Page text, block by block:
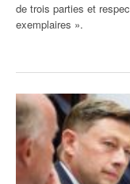
de trois parties et
exemplaires ».